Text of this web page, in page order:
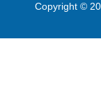
Copyright ©